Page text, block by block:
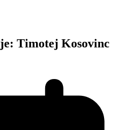
Timotej Kosovinc